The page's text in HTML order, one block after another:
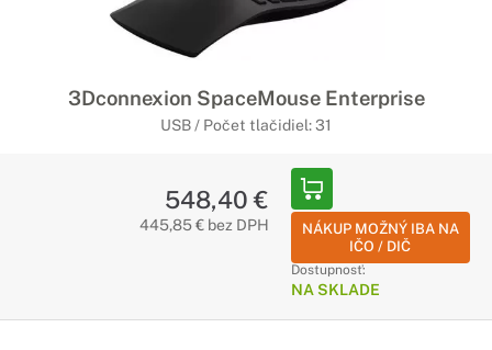
3Dconnexion SpaceMouse Enterprise
USB / Počet tlačidiel: 31
548,40 €
445,85 € bez DPH
NÁKUP MOŽNÝ IBA NA
IČO / DIČ
Dostupnosť:
NA SKLADE